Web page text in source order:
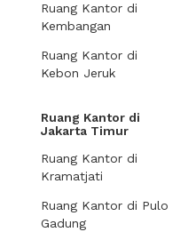
Ruang Kantor di
Kembangan
Ruang Kantor di
Kebon Jeruk
Ruang Kantor di
Jakarta Timur
Ruang Kantor di
Kramatjati
Ruang Kantor di Pulo
Gadung